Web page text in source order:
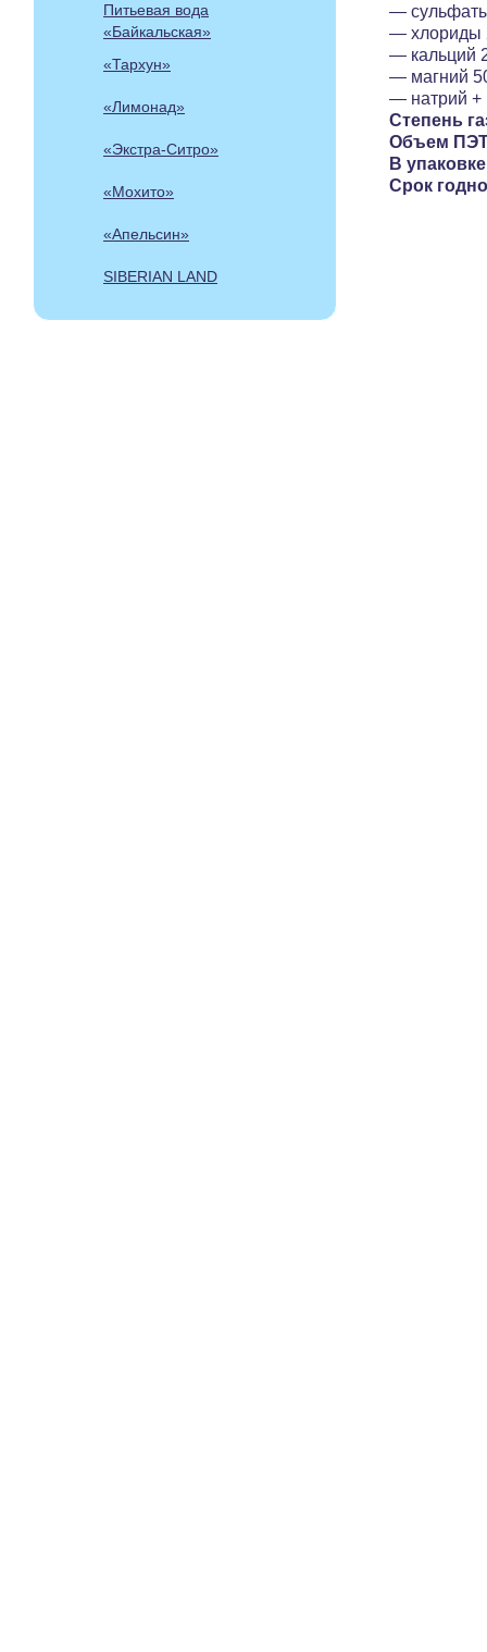
Питьевая вода
«Байкальская»
«Тархун»
«Лимонад»
«Экстра-Ситро»
«Мохито»
«Апельсин»
SIBERIAN LAND
—
— хлориды
— кальций
— магний
— натрий +
Степень
Объем
В
Срок